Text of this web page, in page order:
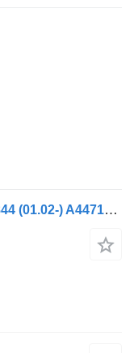
Mercedes-Benz Actros MP2/MP3 1844 (01.02-) A4471402401 spruitstuk voor Mercedes-Benz Actros, Axor MP1, MP2, MP3 (1996-2014) trekker